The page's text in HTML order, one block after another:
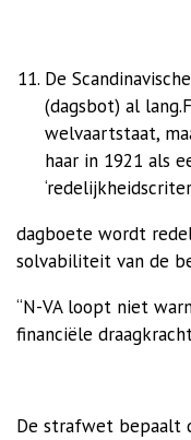
De
(dagsbot) al
welvaartstaat,
haar in 1921 als
dagboete wordt
solvabiliteit van de
“N-VA loopt niet
financiële
De strafwet bepaalt